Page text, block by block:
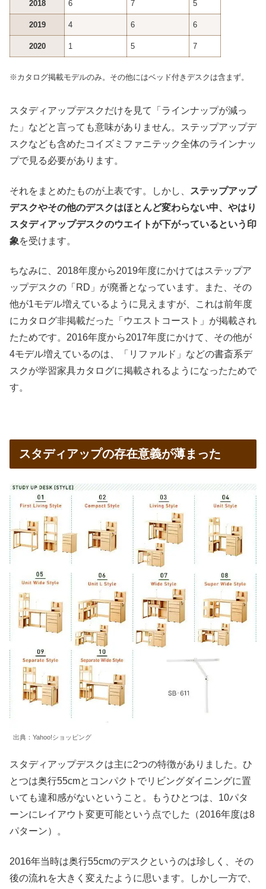
2018 6 7 5
2019 4 6 6
2020 1 5 7
※カタログ掲載モデルのみ。その他にはベッド付きデスクは含まず。
スタディアップデスクだけを見て「ラインナップが減っ
た」などと言っても意味がありません。ステップアップデ
スクなども含めたコイズミファニテック全体のラインナッ
プで見る必要があります。
それをまとめたものが上表です。しかし、
ステップアップ
デスクやその他のデスクはほとんど変わらない中、やはり
スタディアップデスクのウエイトが下がっているという印
象を受けます。
ちなみに、2018年度から2019年度にかけてはステップア
ップデスクの「RD」が廃番となっています。また、その
他が1モデル増えているように見えますが、これは前年度
にカタログ非掲載だった「ウエストコースト」が掲載され
たためです。2016年度から2017年度にかけて、その他が
4モデル増えているのは、「リファルド」などの書斎系デ
スクが学習家具カタログに掲載されるようになったためで
す。
スタディアップの存在意義が薄まった
出典：Yahoo!ショッピング
スタディアップデスクは主に2つの特徴がありました。ひ
とつは奥行55cmとコンパクトでリビングダイニングに置
いても違和感がないということ。もうひとつは、10パタ
ーンにレイアウト変更可能という点でした（2016年度は8
パターン）。
2016年当時は奥行55cmのデスクというのは珍しく、その
後の流れを大きく変えたように思います。しかし一方で、